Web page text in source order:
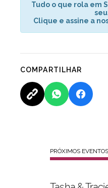
Tudo o que rola em
Clique e assine a
COMPARTILHAR
PRÓXIMOS EVENTOS